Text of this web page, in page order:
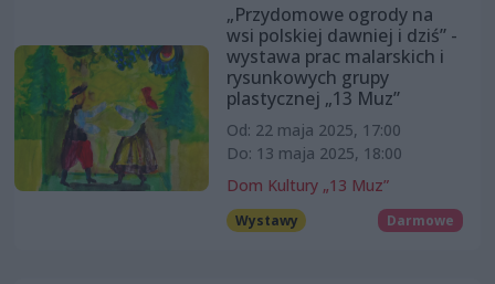
„Przydomowe ogrody na
wsi polskiej dawniej i dziś” -
wystawa prac malarskich i
rysunkowych grupy
plastycznej „13 Muz”
Od: 22 maja 2025, 17:00
Do: 13 maja 2025, 18:00
Dom Kultury „13 Muz”
Wystawy Darmowe